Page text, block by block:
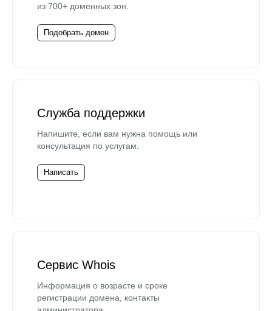
из 700+ доменных зон.
Подобрать домен
Служба поддержки
Напишите, если вам нужна помощь или
консультация по услугам.
Написать
Сервис Whois
Информация о возрасте и сроке
регистрации домена, контакты